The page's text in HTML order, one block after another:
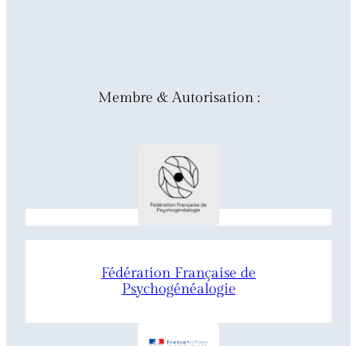
Membre & Autorisation :
Fédération Française de
Psychogénéalogie